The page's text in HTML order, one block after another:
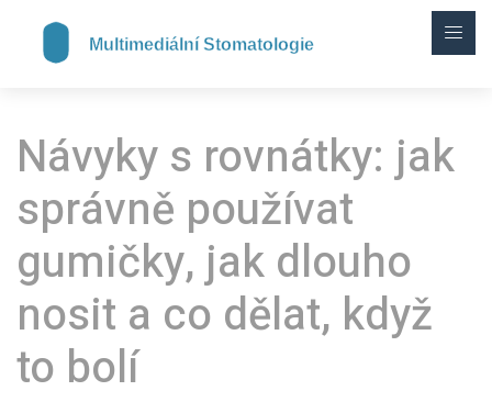
Návyky s rovnátky: jak
správně používat
gumičky, jak dlouho
nosit a co dělat, když
to bolí